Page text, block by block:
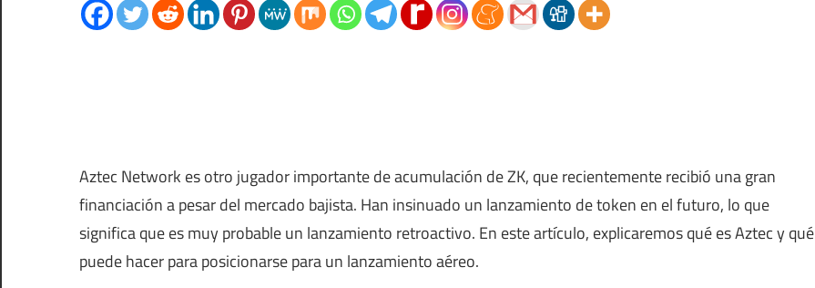
Aztec Network es otro jugador importante de acumulación de ZK, que recientemente recibió una gran
financiación a pesar del mercado bajista. Han insinuado un lanzamiento de token en el futuro, lo que
significa que es muy probable un lanzamiento retroactivo. En este artículo, explicaremos qué es Aztec y qué
puede hacer para posicionarse para un lanzamiento aéreo.